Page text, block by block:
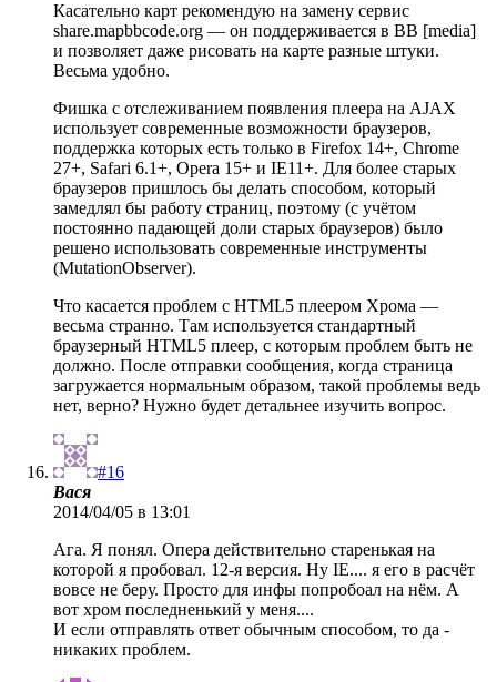
Касательно карт рекомендую на замену сервис
share.mapbbcode.org — он поддерживается в BB [media]
и позволяет даже рисовать на карте разные штуки.
Весьма удобно.
Фишка с отслеживанием появления плеера на AJAX
использует современные возможности браузеров,
поддержка которых есть только в Firefox 14+, Chrome
27+, Safari 6.1+, Opera 15+ и IE11+. Для более старых
браузеров пришлось бы делать способом, который
замедлял бы работу страниц, поэтому (с учётом
постоянно падающей доли старых браузеров) было
решено использовать современные инструменты
(MutationObserver).
Что касается проблем с HTML5 плеером Хрома —
весьма странно. Там используется стандартный
браузерный HTML5 плеер, с которым проблем быть не
должно. После отправки сообщения, когда страница
загружается нормальным образом, такой проблемы ведь
нет, верно? Нужно будет детальнее изучить вопрос.
#16
Вася
2014/04/05 в 13:01
Ага. Я понял. Опера действительно старенькая на
которой я пробовал. 12-я версия. Ну IE.... я его в расчёт
вовсе не беру. Просто для инфы попробоал на нём. А
вот хром последненький у меня....
И если отправлять ответ обычным способом, то да -
никаких проблем.